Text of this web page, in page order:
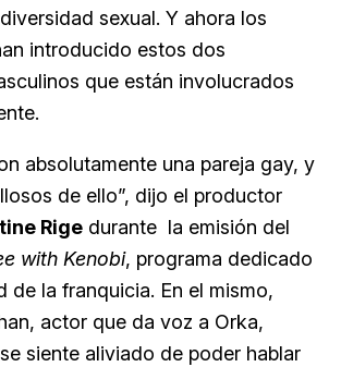
sexual. Y ahora los
introducido estos dos
que están involucrados
absolutamente una pareja gay, y
de ello”, dijo el productor
Rige durante la emisión del
with Kenobi, programa dedicado
de la franquicia. En el mismo,
actor que da voz a Orka,
siente aliviado de poder hablar